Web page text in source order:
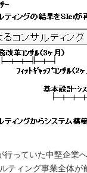
行っていた中堅企業
ティング事業全体